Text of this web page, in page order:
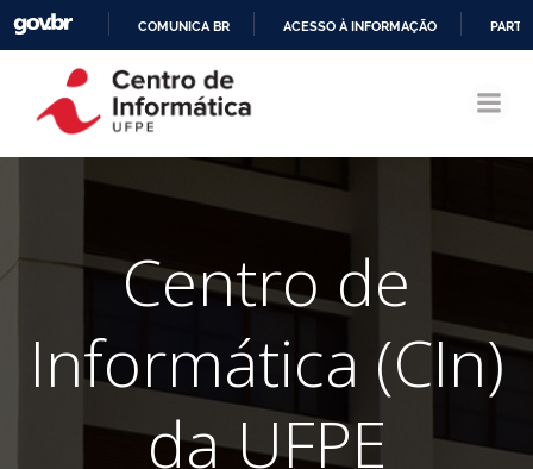
CONTEÚDO
COMUNICA BR ACESSO À INFORMAÇÃO
Centro de
Informática (CIn)
da UFPE